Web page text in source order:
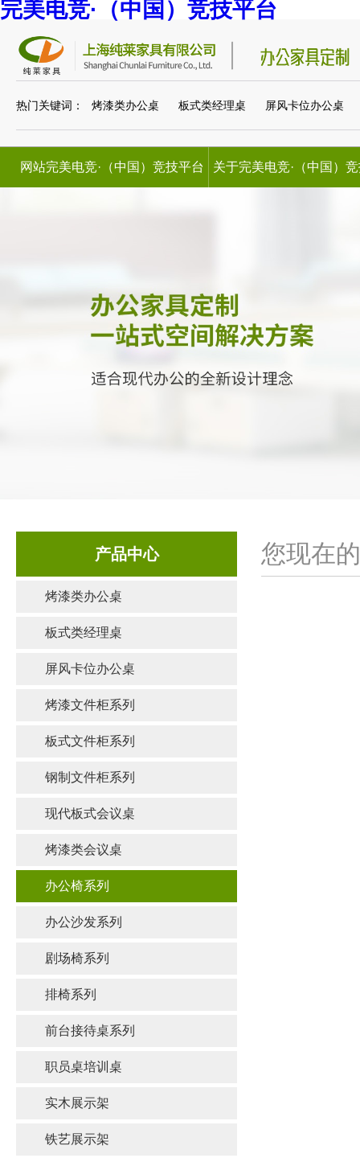
完美电竞·（中国）竞技平台
热门关键词： 烤漆类办公桌 板式类经理桌 屏风卡位办公桌
网站完美电竞·（中国）竞技平台 关于完美电竞·（中国）
产品中心
烤漆类办公桌
板式类经理桌
屏风卡位办公桌
烤漆文件柜系列
板式文件柜系列
钢制文件柜系列
现代板式会议桌
烤漆类会议桌
办公椅系列
办公沙发系列
剧场椅系列
排椅系列
前台接待桌系列
职员桌培训桌
实木展示架
铁艺展示架
您现在